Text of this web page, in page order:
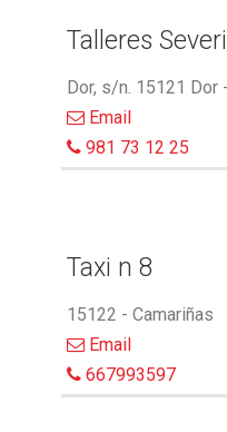
Talleres
Dor, s/n. 15121
Email
981 73 12 25
Taxi n 8
15122 - Camariñas
Email
667993597